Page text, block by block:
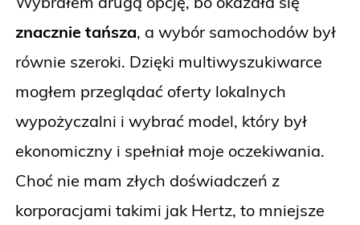
znacznie tańsza, a wybór samochodów był
równie szeroki. Dzięki multiwyszukiwarce
mogłem przeglądać oferty lokalnych
wypożyczalni i wybrać model, który był
ekonomiczny i spełniał moje oczekiwania.
Choć nie mam złych doświadczeń z
korporacjami takimi jak Hertz, to mniejsze